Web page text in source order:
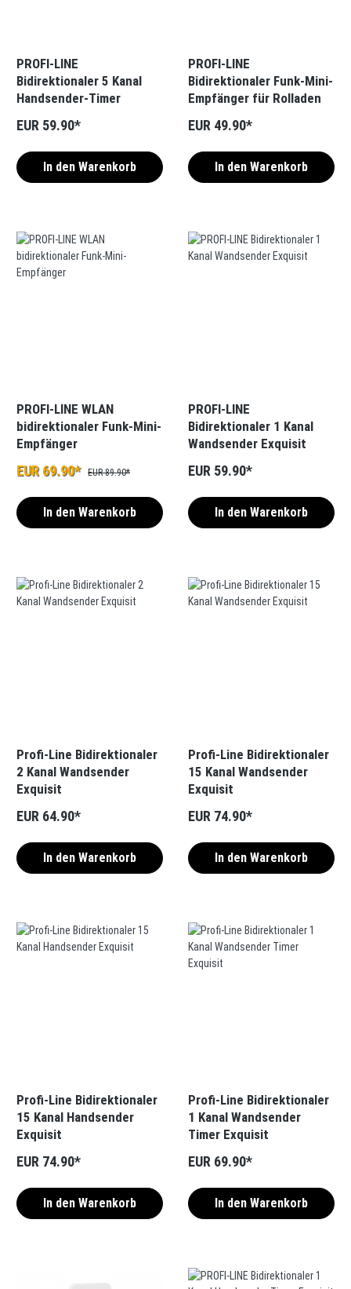
PROFI-LINE
Bidirektionaler 5 Kanal
Handsender-Timer
EUR 59.90*
In den Warenkorb
PROFI-LINE
Bidirektionaler Funk-Mini-
Empfänger für Rolladen
EUR 49.90*
In den Warenkorb
PROFI-LINE WLAN
bidirektionaler Funk-Mini-
Empfänger
EUR 69.90* EUR 89.90*
In den Warenkorb
PROFI-LINE
Bidirektionaler 1 Kanal
Wandsender Exquisit
EUR 59.90*
In den Warenkorb
Profi-Line Bidirektionaler
2 Kanal Wandsender
Exquisit
EUR 64.90*
In den Warenkorb
Profi-Line Bidirektionaler
15 Kanal Wandsender
Exquisit
EUR 74.90*
In den Warenkorb
Profi-Line Bidirektionaler
15 Kanal Handsender
Exquisit
EUR 74.90*
In den Warenkorb
Profi-Line Bidirektionaler
1 Kanal Wandsender
Timer Exquisit
EUR 69.90*
In den Warenkorb